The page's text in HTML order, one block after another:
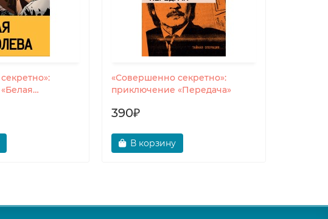
«Совершенно секретно»:
приключение «Передача»
390₽
В корзину